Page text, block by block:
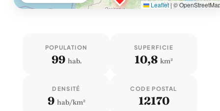
Leaflet|©
POPULATION
99 hab.
SUPERFICIE
10,8 km²
DENSITÉ
9 hab/km²
CODE POSTAL
12170